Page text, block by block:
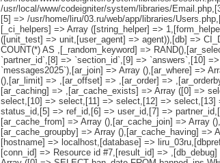
/usr/local/www/codeigniter/system/libraries/
[5] => /usr/home/liru/03.ru/web/app/libraries/
[_ci_helpers] => Array ([string_helper] =>
([unit_test] => unit,[user_agent] => agent)),[db] =>
COUNT(*) AS ,[_random_keyword] =>
`partner_id`,[8] => `section_id`,[9] => `answers`,[10]
`messages2025`),[ar_join] => Array (),[ar_where] =>
(),[ar_limit] => ,[ar_offset] => ,[ar_order] =>
[ar_caching] => ,[ar_cache_exists] => Array ([0] =>
select,[10] => select,[11] => select,[12] =>
status_id,[5] => ref_id,[6] => user_id,[7] =>
[ar_cache_from] => Array (),[ar_cache_join] => Array
[ar_cache_groupby] => Array (),[ar_cache_having]
[hostname] => localhost,[database] =>
[conn_id] => Resource id #7,[result_id] =>